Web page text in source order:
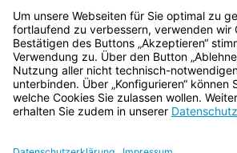
Auflagen verbinden oder ganz
berechtigt, an Stelle des Originals
liefern, soweit dies urheberrechtlich
Bayern.de
BayernPortal